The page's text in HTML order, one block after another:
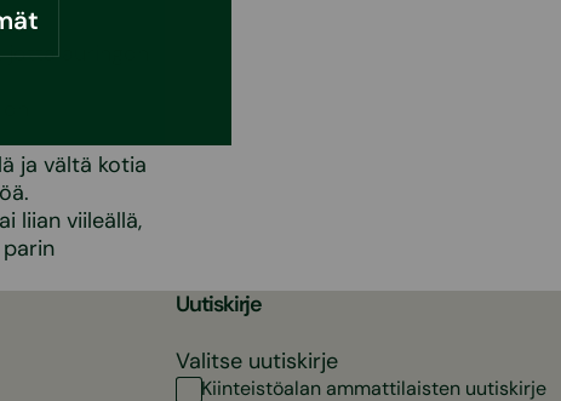
auringon
ja vältä kotia
liian viileällä,
Uutiskirje
Valitse uutiskirje
Kiinteistöalan ammattilaisten uutiskirje